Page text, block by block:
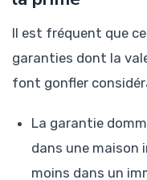
Il est fréquent que
garanties dont la
font gonfler
La garantie
dans une maison
moins dans un